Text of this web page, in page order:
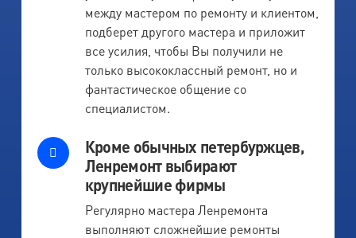
между мастером по ремонту и клиентом,
подберет другого мастера и приложит
все усилия, чтобы Вы получили не
только высококлассный ремонт, но и
фантастическое общение со
специалистом.
Кроме обычных петербуржцев,
Ленремонт выбирают
крупнейшие фирмы
Регулярно мастера Ленремонта
выполняют сложнейшие ремонты